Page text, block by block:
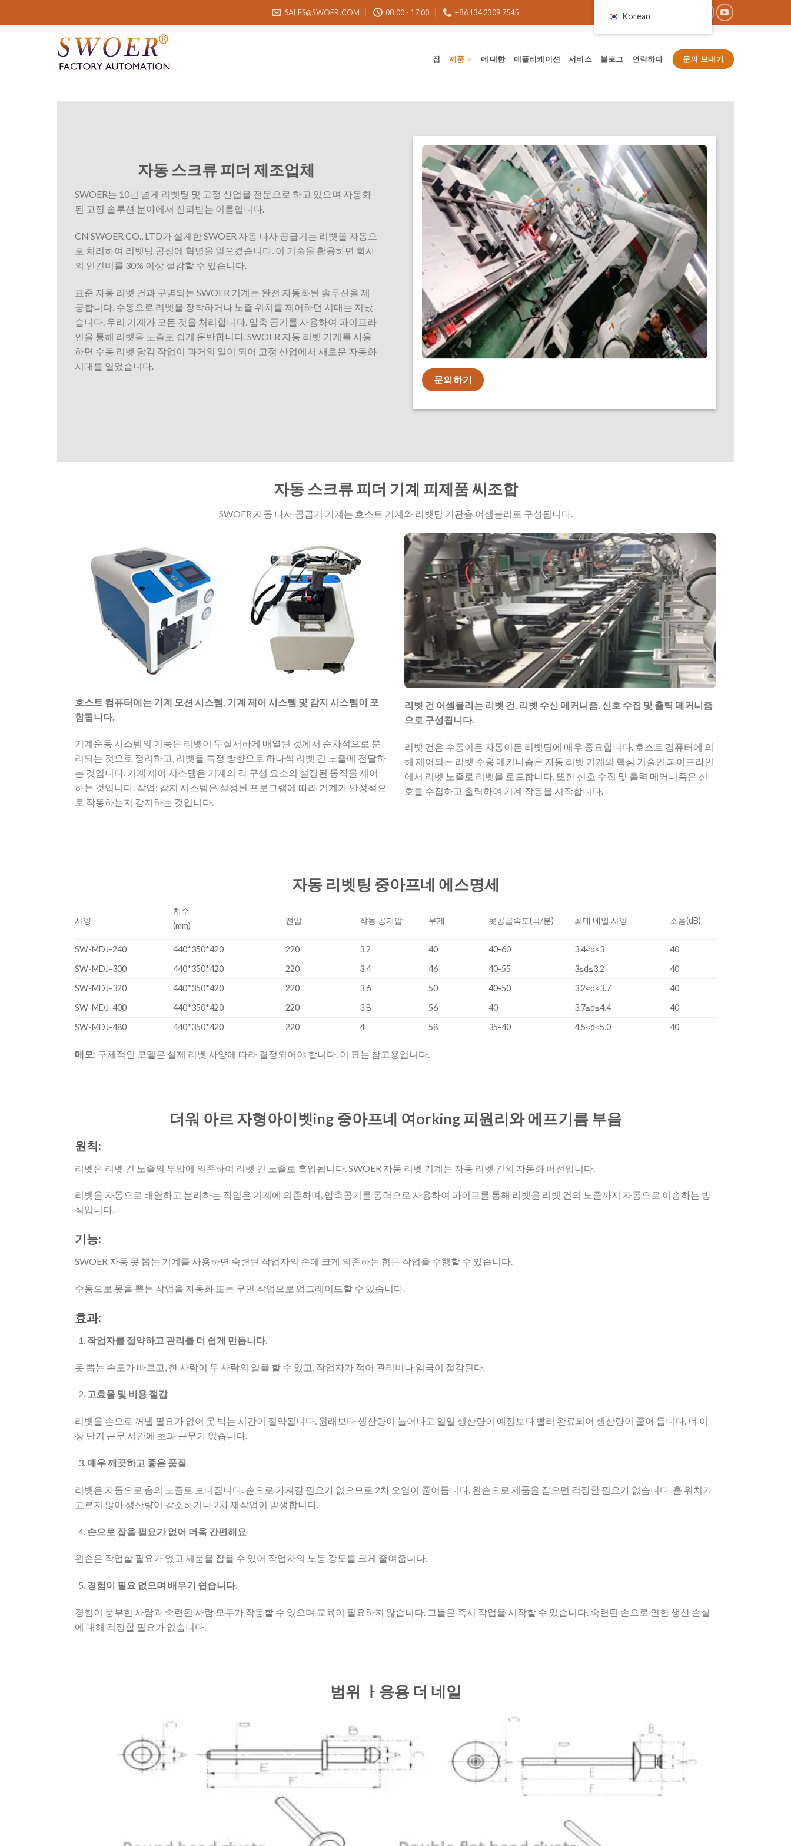
SALES@SWOER.COM 08:00 - 17:00 +86 134 2309 7545
집 제품 에 대한 애플리케이션 서비스 블로그 연락하다 문의 보내기
자동 스크류 피더 제조업체
SWOER는 10년 넘게 리벳팅 및 고정 산업을 전문으로 하고 있으며 자동화
된 고정 솔루션 분야에서 신뢰받는 이름입니다.
CN SWOER CO., LTD가 설계한 SWOER 자동 나사 공급기는 리벳을 자동으
로 처리하여 리벳팅 공정에 혁명을 일으켰습니다. 이 기술을 활용하면 회사
의 인건비를 30% 이상 절감할 수 있습니다.
표준 자동 리벳 건과 구별되는 SWOER 기계는 완전 자동화된 솔루션을 제
공합니다. 수동으로 리벳을 장착하거나 노즐 위치를 제어하던 시대는 지났
습니다. 우리 기계가 모든 것을 처리합니다. 압축 공기를 사용하여 파이프라
인을 통해 리벳을 노즐로 쉽게 운반합니다. SWOER 자동 리벳 기계를 사용
하면 수동 리벳 당김 작업이 과거의 일이 되어 고정 산업에서 새로운 자동화
시대를 열었습니다.
문의하기
자동 스크류 피더 기계 피제품 씨조합
SWOER 자동 나사 공급기 기계는 호스트 기계와 리벳팅 기관총 어셈블리로 구성됩니다.
호스트 컴퓨터에는 기계 모션 시스템, 기계 제어 시스템 및 감지 시스템이 포
함됩니다.
기계운동 시스템의 기능은 리벳이 무질서하게 배열된 것에서 순차적으로 분
리되는 것으로 정리하고, 리벳을 특정 방향으로 하나씩 리벳 건 노즐에 전달하
는 것입니다. 기계 제어 시스템은 기계의 각 구성 요소의 설정된 동작을 제어
하는 것입니다. 작업; 감지 시스템은 설정된 프로그램에 따라 기계가 안정적으
로 작동하는지 감지하는 것입니다.
리벳 건 어셈블리는 리벳 건, 리벳 수신 메커니즘, 신호 수집 및 출력 메커니즘
으로 구성됩니다.
리벳 건은 수동이든 자동이든 리벳팅에 매우 중요합니다. 호스트 컴퓨터에 의
해 제어되는 리벳 수용 메커니즘은 자동 리벳 기계의 핵심 기술인 파이프라인
에서 리벳 노즐로 리벳을 로드합니다. 또한 신호 수집 및 출력 메커니즘은 신
호를 수집하고 출력하여 기계 작동을 시작합니다.
자동 리벳팅 중아프네 에스명세
사양
치수
(mm)
전압 작동 공기압 무게 못공급속도(곡/분) 최대 네일 사양 소음(dB)
SW-MDJ-240 440*350*420 220 3.2 40 40-60 3.4≤d<3
40
SW-MDJ-300
440*350*420 220 3.4 46 40-55 3≤d≤3.2
40
SW-MDJ-320
440*350*420 220 3.6 50 40-50 3.2≤d<3.7
40
SW-MDJ-400
440*350*420 220 3.8 56 40 3.7≤d≤4.4
40
SW-MDJ-480
440*350*420 220 4 58 35-40 4.5≤d≤5.0 40
메모: 구체적인 모델은 실제 리벳 사양에 따라 결정되어야 합니다. 이 표는 참고용입니다.
더워 아르 자형아이벳ing 중아프네 여orking 피원리와에프기름 부음
원칙:
리벳은 리벳 건 노즐의 부압에 의존하여 리벳 건 노즐로 흡입됩니다. SWOER 자동 리벳 기계는 자동 리벳 건의 자동화 버전입니다.
리벳을 자동으로 배열하고 분리하는 작업은 기계에 의존하며, 압축공기를 동력으로 사용하여 파이프를 통해 리벳을 리벳 건의 노즐까지 자동으로 이송하는 방
식입니다.
기능:
SWOER 자동 못 뽑는 기계를 사용하면 숙련된 작업자의 손에 크게 의존하는 힘든 작업을 수행할 수 있습니다.
수동으로 못을 뽑는 작업을 자동화 또는 무인 작업으로 업그레이드할 수 있습니다.
효과:
작업자를 절약하고 관리를 더 쉽게 만듭니다.
못 뽑는 속도가 빠르고, 한 사람이 두 사람의 일을 할 수 있고, 작업자가 적어 관리비나 임금이 절감된다.
고효율 및 비용 절감
리벳을 손으로 꺼낼 필요가 없어 못 박는 시간이 절약됩니다. 원래보다 생산량이 늘어나고 일일 생산량이 예정보다 빨리 완료되어 생산량이 줄어 듭니다. 더 이
상 단기 근무 시간에 초과 근무가 없습니다.
매우 깨끗하고 좋은 품질
리벳은 자동으로 총의 노즐로 보내집니다. 손으로 가져갈 필요가 없으므로 2차 오염이 줄어듭니다. 왼손으로 제품을 잡으면 걱정할 필요가 없습니다. 홀 위치가
고르지 않아 생산량이 감소하거나 2차 재작업이 발생합니다.
손으로 잡을 필요가 없어 더욱 간편해요
왼손은 작업할 필요가 없고 제품을 잡을 수 있어 작업자의 노동 강도를 크게 줄여줍니다.
경험이 필요 없으며 배우기 쉽습니다.
경험이 풍부한 사람과 숙련된 사람 모두가 작동할 수 있으며 교육이 필요하지 않습니다. 그들은 즉시 작업을 시작할 수 있습니다. 숙련된 손으로 인한 생산 손실
에 대해 걱정할 필요가 없습니다.
범위 ㅏ 응용 더 네일
Korean